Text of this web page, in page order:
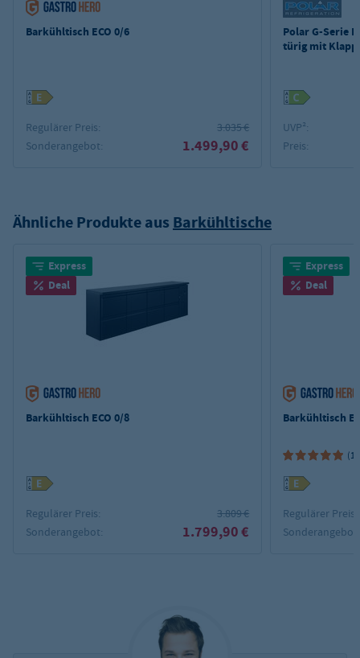
Barkühltisch ECO 0/6
Regulärer Preis:
3.035 €
Sonderangebot:
1.499,90 €
Polar G-Serie
türig mit
UVP²:
Preis:
Ähnliche Produkte aus Barkühltische
Express
Deal
Barkühltisch ECO 0/8
Regulärer Preis:
3.809 €
Sonderangebot:
1.799,90 €
Express
Deal
Barkühltisch
(1)
Regulärer Preis:
Sonderangebot: